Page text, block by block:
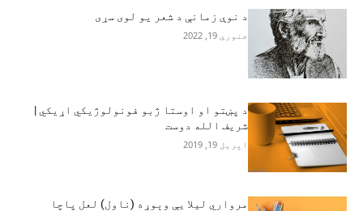
د نوې زمانې د شعر يو لوی سړی
جنوري 19, 2022
د پښتو او اوستا ژبو فونولوژیکي اړیکي |
شریف الله دوست
اپریل 19, 2019
مرواري لیلا یې وېوړه (ناول) لعل پاچا